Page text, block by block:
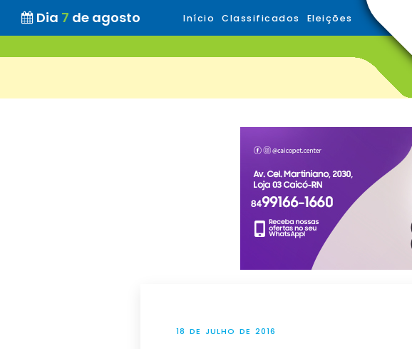
Dia 7 de agosto Início Classificados Eleições
18 DE JULHO DE 2016